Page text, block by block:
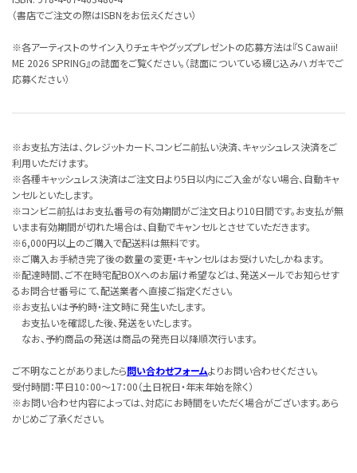
（書店でご注文の際はISBNをお伝えください）
※各アーティストのサイン入りチェキやグッズプレゼントの応募方法は『S Cawaii!
ME 2026 SPRING』の誌面をご覧ください。（誌面についている綴じ込みハガキでご
応募ください）
※お支払方法は、クレジットカード、コンビニ前払い決済、キャッシュレス決済をご
利用いただけます。
※各種キャッシュレス決済はご注文日より5日以内にご入金がない場合、自動キャ
ンセルといたします。
※コンビニ前払はお支払番号の有効期間がご注文日より10日間です。お支払が無
いまま有効期間が切れた場合は、自動でキャンセルとさせていただきます。
※6,000円以上のご購入で配送料は無料です。
※ご購入お手続き完了後の数量の変更・キャンセルはお受けいたしかねます。
※配達時間、ご不在時宅配BOXへのお届け希望などは、発送メールでお知らせす
るお問合せ番号にて、配送業者へ直接ご指定ください。
※お支払いは予約時・注文時に発生いたします。
お支払いを確認した後、発送をいたします。
なお、予約商品の発送は商品の発売日以降順次行います。
ご不明なことがありましたら問い合わせフォームよりお問い合わせください。
受付時間：平日10：00～17：00（土日祝日・年末年始を除く）
※お問い合わせ内容によっては、対応にお時間をいただく場合がございます。あら
かじめご了承ください。